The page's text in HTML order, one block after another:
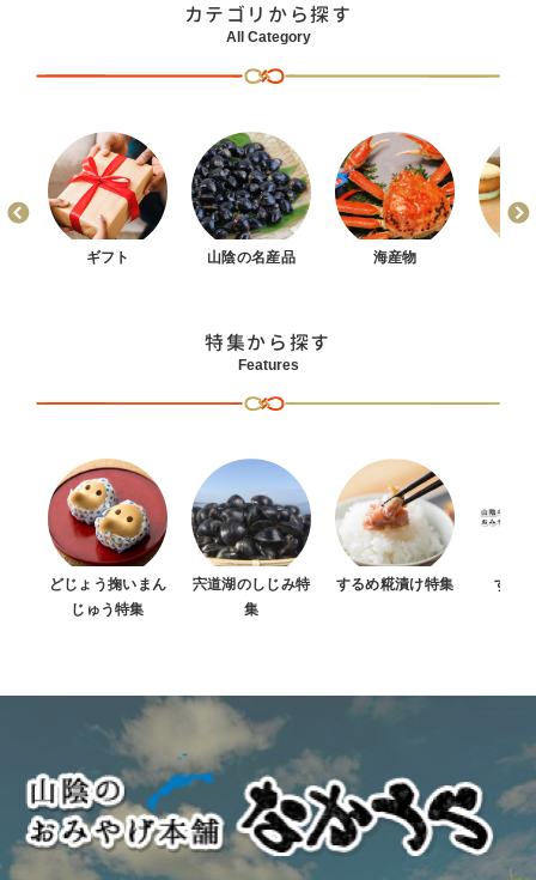
カテゴリから探す
All Category
ギフト 山陰の名産品 海産物
特集から探す
Features
どじょう掬いまん
じゅう特集
宍道湖のしじみ特
集
するめ糀漬け特集 すべ